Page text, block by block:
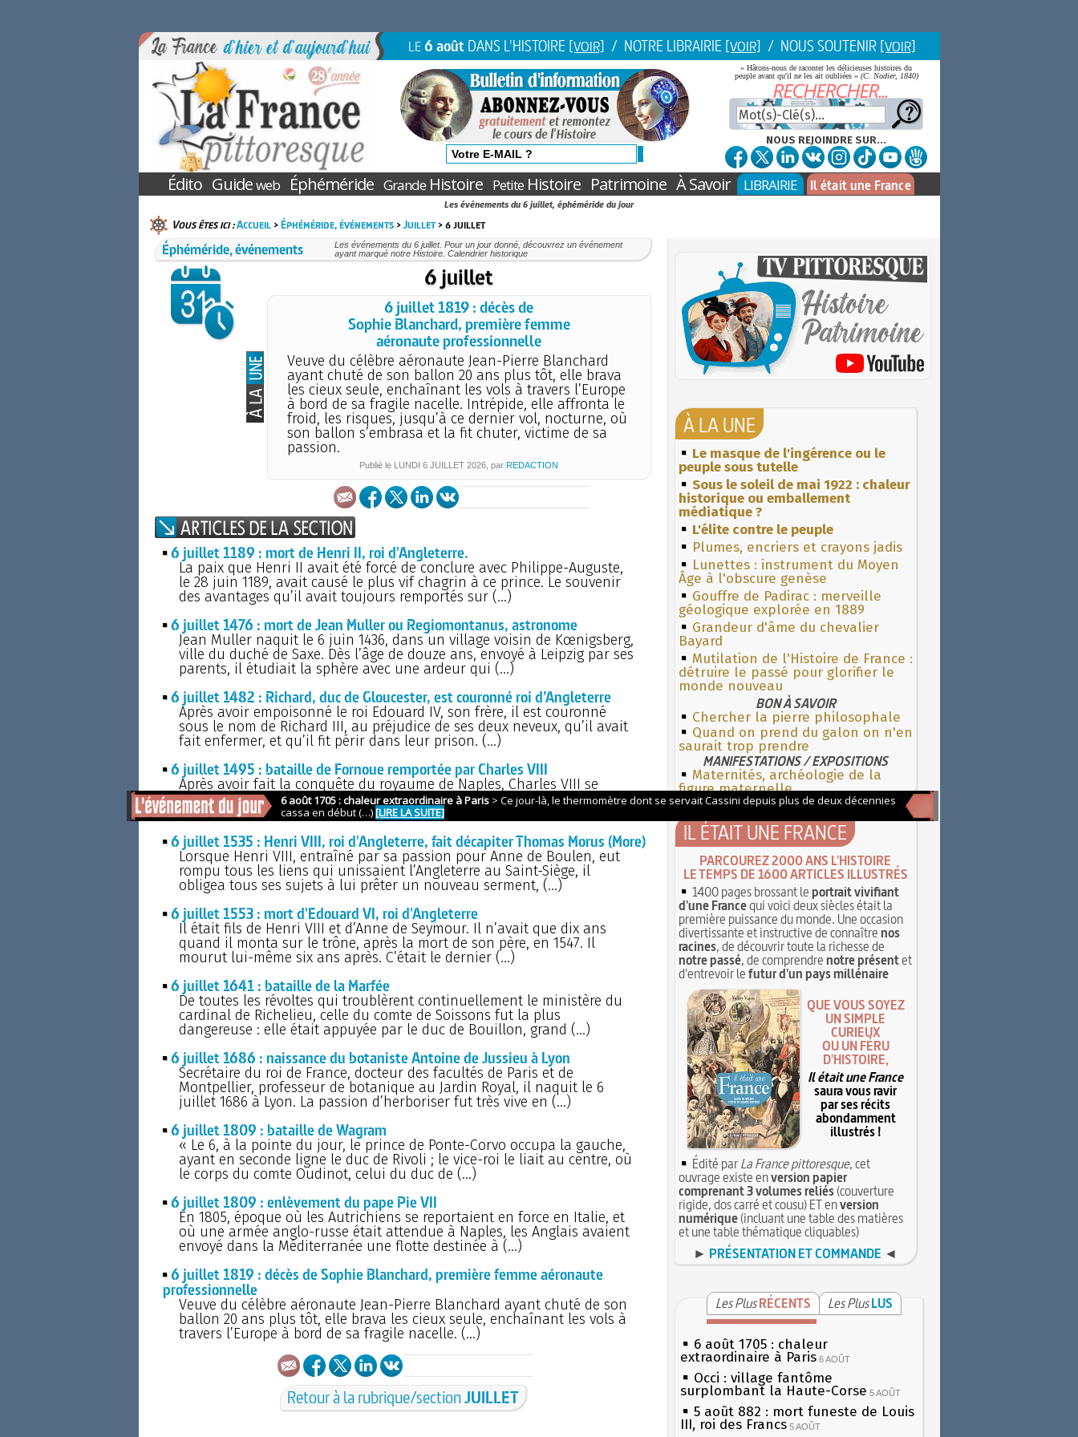
LE6 août DANS L'HISTOIRE [VOIR] / NOTRE LIBRAIRIE [VOIR] / NOUS SOUTENIR [VOIR]
« Hâtons-nous de raconter les délicieuses histoires du
peuple avant qu'il ne les ait oubliées » (C. Nodier, 1840)
NOUS REJOINDRE SUR...
Édito Guideweb Éphéméride GrandeHistoire PetiteHistoire Patrimoine À Savoir LIBRAIRIE Il était une France
Les événements du 6 juillet, éphéméride du jour
Vous êtes ici :Accueil>Éphéméride, événements>Juillet> 6 juillet
Éphéméride, événements
Les événements du 6 juillet. Pour un jour donné, découvrez un événement
ayant marqué notre Histoire. Calendrier historique
6 juillet
6 juillet 1819 : décès de
Sophie Blanchard, première femme
aéronaute professionnelle
Veuve du célèbre aéronaute Jean-Pierre Blanchard
ayant chuté de son ballon 20 ans plus tôt, elle brava
les cieux seule, enchaînant les vols à travers l’Europe
à bord de sa fragile nacelle. Intrépide, elle affronta le
froid, les risques, jusqu’à ce dernier vol, nocturne, où
son ballon s’embrasa et la fit chuter, victime de sa
passion.
Publié le LUNDI 6 JUILLET 2026 , par REDACTION
6 juillet 1189 : mort de Henri II, roi d'Angleterre.
La paix que Henri II avait été forcé de conclure avec Philippe-Auguste,
le 28 juin 1189, avait causé le plus vif chagrin à ce prince. Le souvenir
des avantages qu’il avait toujours remportés sur (…)
6 juillet 1476 : mort de Jean Muller ou Regiomontanus, astronome
Jean Muller naquit le 6 juin 1436, dans un village voisin de Kœnigsberg,
ville du duché de Saxe. Dès l’âge de douze ans, envoyé à Leipzig par ses
parents, il étudiait la sphère avec une ardeur qui (…)
6 juillet 1482 : Richard, duc de Gloucester, est couronné roi d’Angleterre
Après avoir empoisonné le roi Edouard IV, son frère, il est couronné
sous le nom de Richard III, au préjudice de ses deux neveux, qu’il avait
fait enfermer, et qu’il fit périr dans leur prison. (…)
6 juillet 1495 : bataille de Fornoue remportée par Charles VIII
Après avoir fait la conquête du royaume de Naples, Charles VIII se
disposait à revenir en France avec son armée ; mais le pape, le roi des
Romains et la république de Venise s’étaient ligués pour (…)
6 juillet 1535 : Henri VIII, roi d'Angleterre, fait décapiter Thomas Morus (More)
Lorsque Henri VIII, entraîné par sa passion pour Anne de Boulen, eut
rompu tous les liens qui unissaient l’Angleterre au Saint-Siège, il
obligea tous ses sujets à lui prêter un nouveau serment, (…)
6 juillet 1553 : mort d'Edouard VI, roi d'Angleterre
Il était fils de Henri VIII et d’Anne de Seymour. Il n’avait que dix ans
quand il monta sur le trône, après la mort de son père, en 1547. Il
mourut lui-même six ans après. C’était le dernier (…)
6 juillet 1641 : bataille de la Marfée
De toutes les révoltes qui troublèrent continuellement le ministère du
cardinal de Richelieu, celle du comte de Soissons fut la plus
dangereuse : elle était appuyée par le duc de Bouillon, grand (…)
6 juillet 1686 : naissance du botaniste Antoine de Jussieu à Lyon
Secrétaire du roi de France, docteur des facultés de Paris et de
Montpellier, professeur de botanique au Jardin Royal, il naquit le 6
juillet 1686 à Lyon. La passion d’herboriser fut très vive en (…)
6 juillet 1809 : bataille de Wagram
« Le 6, à la pointe du jour, le prince de Ponte-Corvo occupa la gauche,
ayant en seconde ligne le duc de Rivoli ; le vice-roi le liait au centre, où
le corps du comte Oudinot, celui du duc de (…)
6 juillet 1809 : enlèvement du pape Pie VII
En 1805, époque où les Autrichiens se reportaient en force en Italie, et
où une armée anglo-russe était attendue à Naples, les Anglais avaient
envoyé dans la Méditerranée une flotte destinée à (…)
6 juillet 1819 : décès de Sophie Blanchard, première femme aéronaute
professionnelle
Veuve du célèbre aéronaute Jean-Pierre Blanchard ayant chuté de son
ballon 20 ans plus tôt, elle brava les cieux seule, enchaînant les vols à
travers l’Europe à bord de sa fragile nacelle. (…)
Retour à la rubrique/sectionJUILLET
À LA UNE
Le masque de l'ingérence ou le
peuple sous tutelle
Sous le soleil de mai 1922 : chaleur
historique ou emballement
médiatique ?
L'élite contre le peuple
Plumes, encriers et crayons jadis
Lunettes : instrument du Moyen
Âge à l'obscure genèse
Gouffre de Padirac : merveille
géologique explorée en 1889
Grandeur d'âme du chevalier
Bayard
Mutilation de l'Histoire de France :
détruire le passé pour glorifier le
monde nouveau
BON À SAVOIR
Chercher la pierre philosophale
Quand on prend du galon on n'en
saurait trop prendre
MANIFESTATIONS / EXPOSITIONS
Maternités, archéologie de la
figure maternelle
IL ÉTAIT UNE FRANCE
PARCOUREZ 2000 ANS L'HISTOIRE
LE TEMPS DE 1600 ARTICLES ILLUSTRÉS
1400 pages brossant leportrait vivifiant
d'une Francequi voici deux siècles était la
première puissance du monde. Une occasion
divertissante et instructive de connaîtrenos
racines, de découvrir toute la richesse de
notre passé, de comprendrenotre présentet
d'entrevoir lefutur d'un pays millénaire
QUE VOUS SOYEZ
UN SIMPLE
CURIEUX
OU UN FÉRU
D'HISTOIRE,
Il était une France
saura vous ravir
par ses récits
abondamment
illustrés !
Édité parLa France pittoresque, cet
ouvrage existe enversion papier
comprenant 3 volumes reliés(couverture
rigide, dos carré et cousu) ET enversion
numérique(incluant une table des matières
et une table thématique cliquables)
► PRÉSENTATION ET COMMANDE ◄
Les Plus RÉCENTS Les Plus LUS
6 août 1705 : chaleur
extraordinaire à Paris 6 AOÛT
Occi : village fantôme
surplombant la Haute-Corse 5 AOÛT
5 août 882 : mort funeste de Louis
III, roi des Francs 5 AOÛT